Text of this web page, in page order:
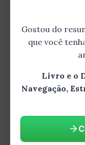
A quarta parte
os aspectos
tamanho de
entre linhas.
fatores que
Gostou do
que você
Livro e o
Navegação,